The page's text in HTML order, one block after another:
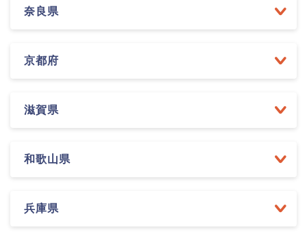
奈良県
京都府
滋賀県
和歌山県
兵庫県